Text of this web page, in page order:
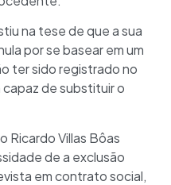
na tese de que a sua
por se basear em um
ter sido registrado no
de substituir o
Ricardo Villas Bôas
de a exclusão
em contrato social,